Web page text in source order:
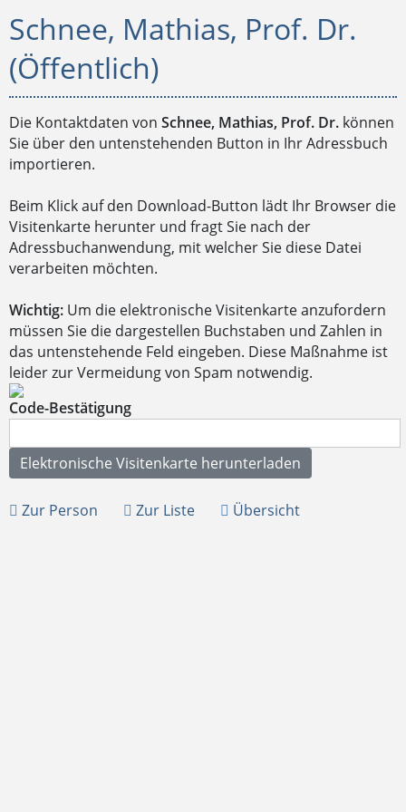
Schnee, Mathias, Prof. Dr.
(Öffentlich)
Die Kontaktdaten von Schnee, Mathias, Prof. Dr. können
Sie über den untenstehenden Button in Ihr Adressbuch
importieren.
Beim Klick auf den Download-Button lädt Ihr Browser die
Visitenkarte herunter und fragt Sie nach der
Adressbuchanwendung, mit welcher Sie diese Datei
verarbeiten möchten.
Wichtig: Um die elektronische Visitenkarte anzufordern
müssen Sie die dargestellen Buchstaben und Zahlen in
das untenstehende Feld eingeben. Diese Maßnahme ist
leider zur Vermeidung von Spam notwendig.
Code-Bestätigung
Zur Person Zur Liste Übersicht